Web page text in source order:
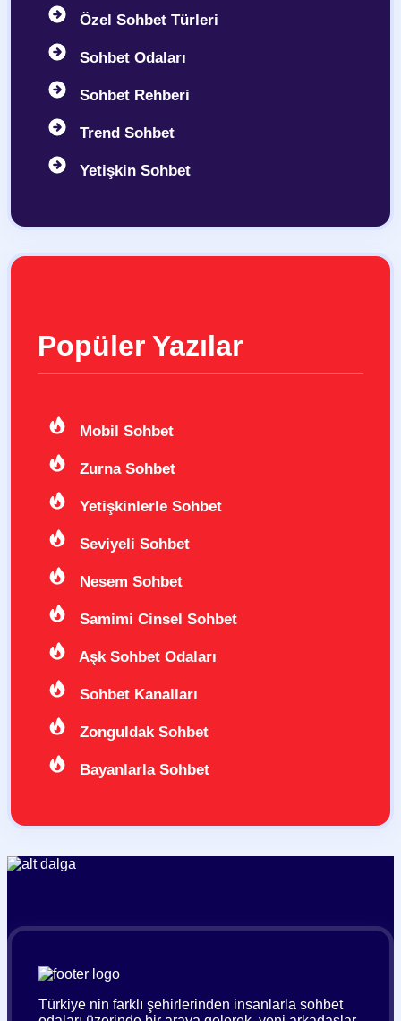
Özel Sohbet Türleri
Sohbet Odaları
Sohbet Rehberi
Trend Sohbet
Yetişkin Sohbet
Popüler Yazılar
Mobil Sohbet
Zurna Sohbet
Yetişkinlerle Sohbet
Seviyeli Sohbet
Nesem Sohbet
Samimi Cinsel Sohbet
Aşk Sohbet Odaları
Sohbet Kanalları
Zonguldak Sohbet
Bayanlarla Sohbet
Türkiye nin farklı şehirlerinden insanlarla sohbet